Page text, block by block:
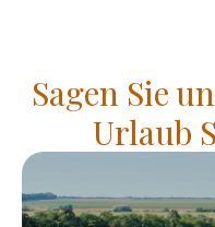
Sagen Sie
Urlaub